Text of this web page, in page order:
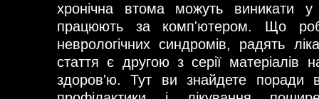
хронічна втома можуть виникати
працюють за комп'ютером. Що
неврологічних синдромів, радять
стаття є другою з серії матеріалів
здоров'ю. Тут ви знайдете поради